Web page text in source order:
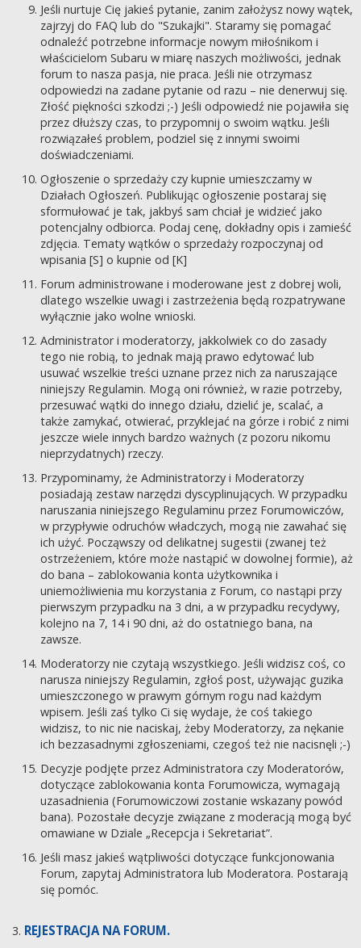
Jeśli nurtuje Cię jakieś pytanie, zanim założysz nowy wątek,
zajrzyj do FAQ lub do "Szukajki". Staramy się pomagać
odnaleźć potrzebne informacje nowym miłośnikom i
właścicielom Subaru w miarę naszych możliwości, jednak
forum to nasza pasja, nie praca. Jeśli nie otrzymasz
odpowiedzi na zadane pytanie od razu – nie denerwuj się.
Złość piękności szkodzi ;-) Jeśli odpowiedź nie pojawiła się
przez dłuższy czas, to przypomnij o swoim wątku. Jeśli
rozwiązałeś problem, podziel się z innymi swoimi
doświadczeniami.
Ogłoszenie o sprzedaży czy kupnie umieszczamy w
Działach Ogłoszeń. Publikując ogłoszenie postaraj się
sformułować je tak, jakbyś sam chciał je widzieć jako
potencjalny odbiorca. Podaj cenę, dokładny opis i zamieść
zdjęcia. Tematy wątków o sprzedaży rozpoczynaj od
wpisania [S] o kupnie od [K]
Forum administrowane i moderowane jest z dobrej woli,
dlatego wszelkie uwagi i zastrzeżenia będą rozpatrywane
wyłącznie jako wolne wnioski.
Administrator i moderatorzy, jakkolwiek co do zasady
tego nie robią, to jednak mają prawo edytować lub
usuwać wszelkie treści uznane przez nich za naruszające
niniejszy Regulamin. Mogą oni również, w razie potrzeby,
przesuwać wątki do innego działu, dzielić je, scalać, a
także zamykać, otwierać, przyklejać na górze i robić z nimi
jeszcze wiele innych bardzo ważnych (z pozoru nikomu
nieprzydatnych) rzeczy.
Przypominamy, że Administratorzy i Moderatorzy
posiadają zestaw narzędzi dyscyplinujących. W przypadku
naruszania niniejszego Regulaminu przez Forumowiczów,
w przypływie odruchów władczych, mogą nie zawahać się
ich użyć. Począwszy od delikatnej sugestii (zwanej też
ostrzeżeniem, które może nastąpić w dowolnej formie), aż
do bana – zablokowania konta użytkownika i
uniemożliwienia mu korzystania z Forum, co nastąpi przy
pierwszym przypadku na 3 dni, a w przypadku recydywy,
kolejno na 7, 14 i 90 dni, aż do ostatniego bana, na
zawsze.
Moderatorzy nie czytają wszystkiego. Jeśli widzisz coś, co
narusza niniejszy Regulamin, zgłoś post, używając guzika
umieszczonego w prawym górnym rogu nad każdym
wpisem. Jeśli zaś tylko Ci się wydaje, że coś takiego
widzisz, to nic nie naciskaj, żeby Moderatorzy, za nękanie
ich bezzasadnymi zgłoszeniami, czegoś też nie nacisnęli ;-)
Decyzje podjęte przez Administratora czy Moderatorów,
dotyczące zablokowania konta Forumowicza, wymagają
uzasadnienia (Forumowiczowi zostanie wskazany powód
bana). Pozostałe decyzje związane z moderacją mogą być
omawiane w Dziale „Recepcja i Sekretariat”.
Jeśli masz jakieś wątpliwości dotyczące funkcjonowania
Forum, zapytaj Administratora lub Moderatora. Postarają
się pomóc.
REJESTRACJA NA FORUM.